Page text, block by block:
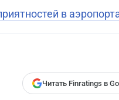
в
Читать Finratings в
Поставьте галочку рядом с
— и наши материалы